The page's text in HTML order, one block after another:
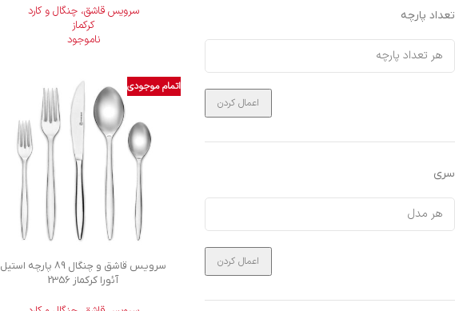
تعداد پارچه
اعمال کردن
سری
اعمال کردن
سرویس قاشق، چنگال و کارد
کرکماز
ناموجود
اتمام موجودی
سرویس قاشق و چنگال 89 پارچه استیل
آئورا کرکماز 2356